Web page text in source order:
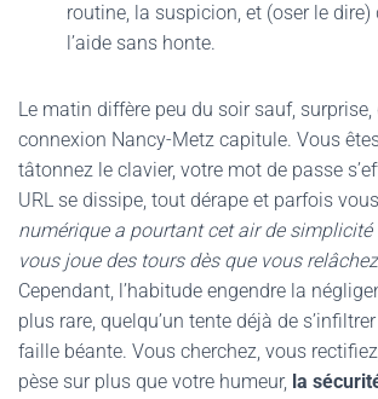
routine, la suspicion, et (oser le dire)
l’aide sans honte.
Le matin diffère peu du soir sauf,
connexion Nancy-Metz capitule. Vous
tâtonnez le clavier, votre mot de passe
URL se dissipe, tout dérape et parfois
numérique a pourtant cet air de simplicité
vous joue des tours dès que vous
Cependant, l’habitude engendre la
plus rare, quelqu’un tente déjà de
faille béante. Vous cherchez, vous
pèse sur plus que votre humeur, la